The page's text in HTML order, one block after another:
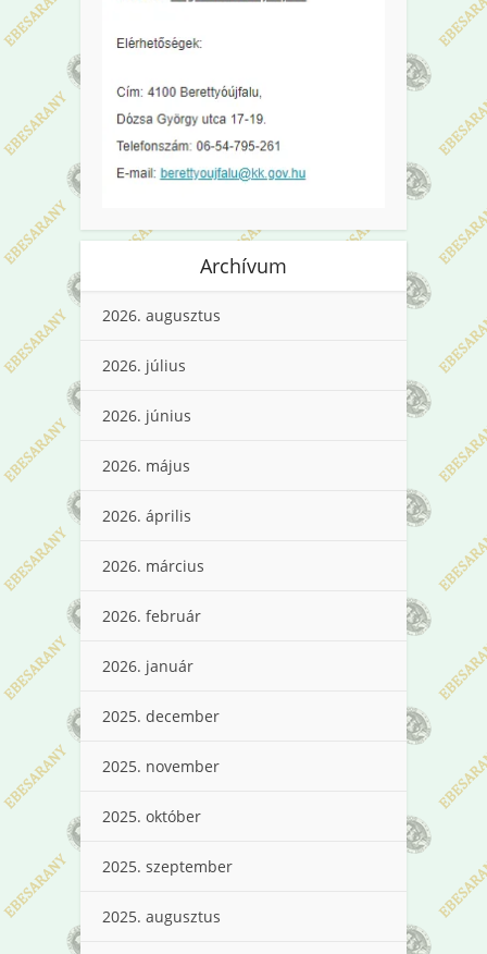
Archívum
2026. augusztus
2026. július
2026. június
2026. május
2026. április
2026. március
2026. február
2026. január
2025. december
2025. november
2025. október
2025. szeptember
2025. augusztus